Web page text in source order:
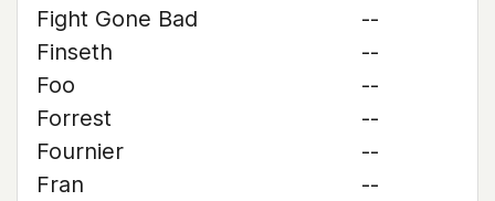
Fight Gone Bad
--
Finseth
--
Foo
--
Forrest
--
Fournier
--
Fran
--